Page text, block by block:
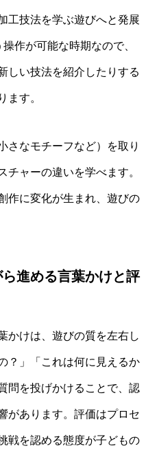
工技法を学ぶ遊びへと発展
作が可能な時期なので、
しい技法を紹介したりする
ます。
さなモチーフなど）を取り
チャーの違いを学べます。
作に変化が生まれ、遊びの
進める言葉かけと評
かけは、遊びの質を左右し
？」「これは何に見えるか
問を投げかけることで、認
があります。評価はプロセ
戦を認める態度が子どもの